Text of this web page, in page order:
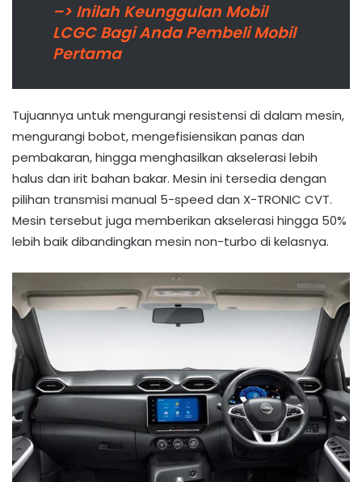
–> Inilah Keunggulan Mobil
LCGC Bagi Anda Pembeli Mobil
Pertama
Tujuannya untuk mengurangi resistensi di dalam mesin,
mengurangi bobot, mengefisiensikan panas dan
pembakaran, hingga menghasilkan akselerasi lebih
halus dan irit bahan bakar. Mesin ini tersedia dengan
pilihan transmisi manual 5-speed dan X-TRONIC CVT.
Mesin tersebut juga memberikan akselerasi hingga 50%
lebih baik dibandingkan mesin non-turbo di kelasnya.